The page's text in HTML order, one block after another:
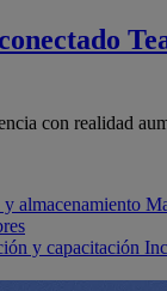
con realidad
almacenamiento
y capacitación